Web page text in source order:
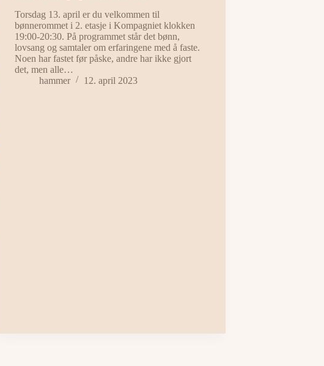
Torsdag 13. april er du velkommen til
bønnerommet i 2. etasje i Kompagniet klokken
19:00-20:30. På programmet står det bønn,
lovsang og samtaler om erfaringene med å faste.
Noen har fastet før påske, andre har ikke gjort
det, men alle…
hammer
12. april 2023